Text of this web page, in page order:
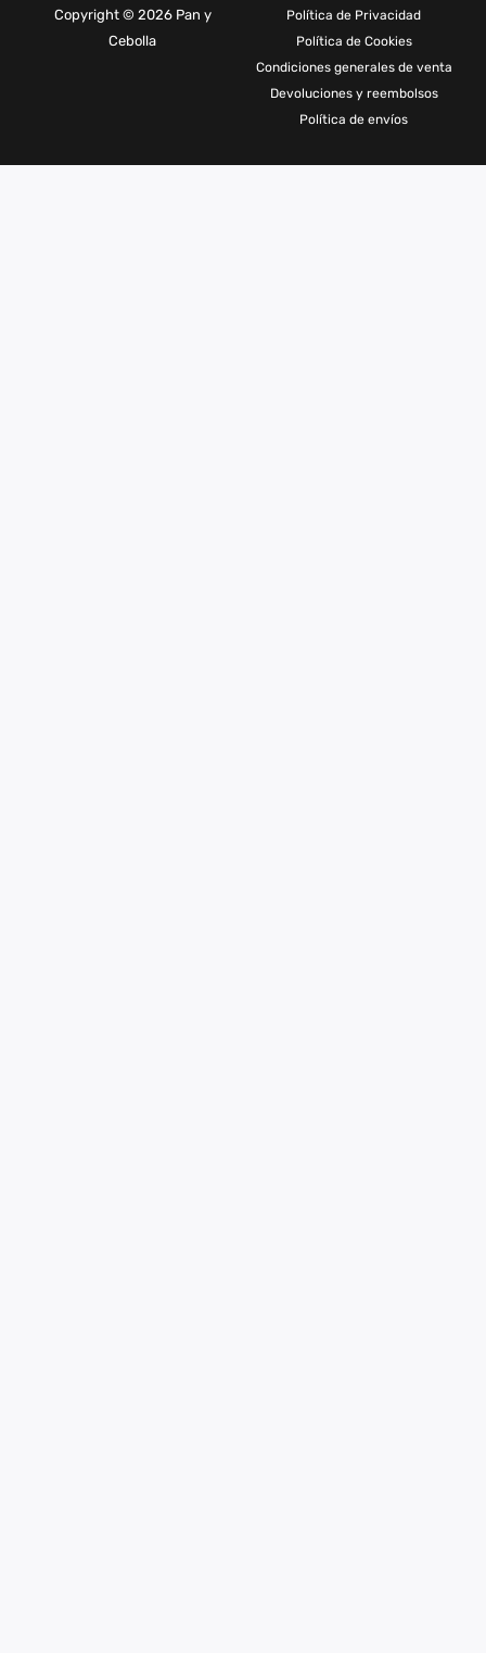
Copyright © 2026 Pan y
Cebolla
Política de Privacidad
Política de Cookies
Condiciones generales de venta
Devoluciones y reembolsos
Política de envíos